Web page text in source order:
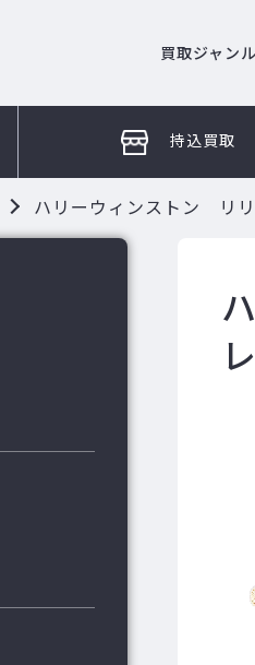
買取ジャン
持込買取
ハリーウィンストン リ